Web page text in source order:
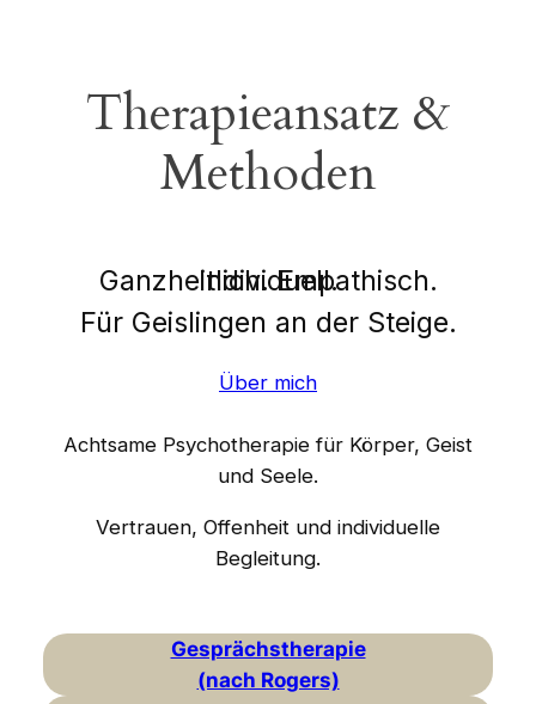
Therapieansatz &
Methoden
Ganzheitlich. Empathisch. Individuell.
Für Geislingen an der Steige.
Über mich
Achtsame Psychotherapie für Körper, Geist
und Seele.
Vertrauen, Offenheit und individuelle
Begleitung.
Gesprächstherapie
(nach Rogers)